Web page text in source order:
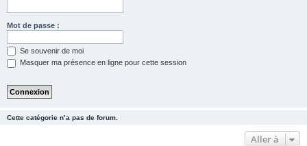
Mot de passe :
Se souvenir de moi
Masquer ma présence en ligne pour cette session
Cette catégorie n’a pas de forum.
Aller à